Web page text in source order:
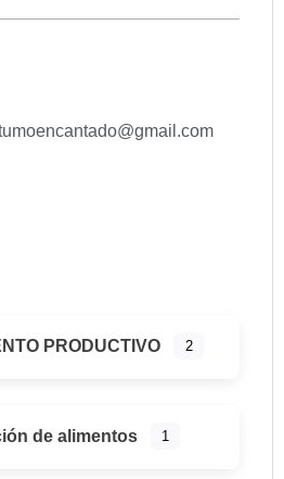
PRODUCTIVO 2
de alimentos 1